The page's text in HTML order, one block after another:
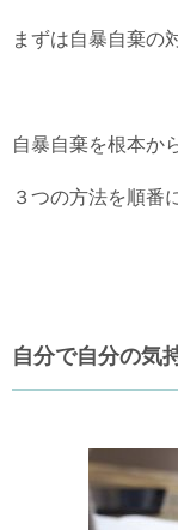
まずは自暴自棄の
自暴自棄を根本か
３つの方法を順番
自分で自分の気